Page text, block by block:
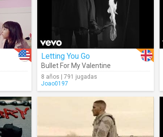
Letting You Go
Bullet For My Valentine
8 años | 791 jugadas
Joao0197